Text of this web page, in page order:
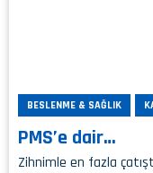
BESLENME & SAĞLIK
PMS’e dair…
Zihnimle en fazla